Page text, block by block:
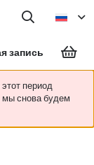
запись
период
мы снова будем